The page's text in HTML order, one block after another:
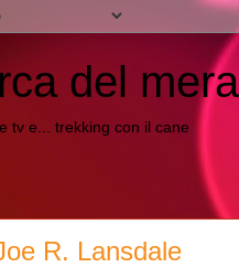
del
tv e... trekking con il cane
R. Lansdale